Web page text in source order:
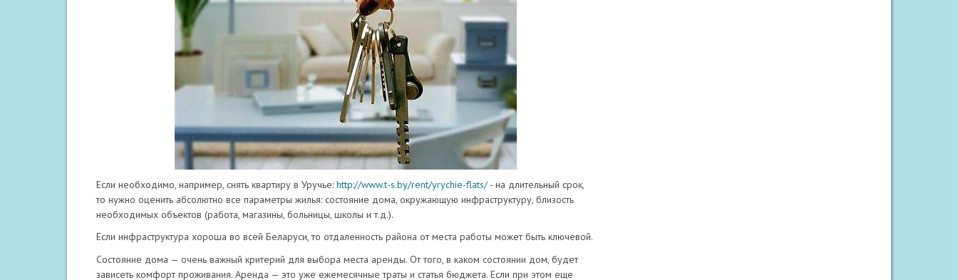
Если необходимо, например, снять квартиру в Уручье: http://www.t-s.by/rent/yrychie-flats/- на длительный срок,
то нужно оценить абсолютно все параметры жилья: состояние дома, окружающую инфраструктуру, близость
необходимых объектов (работа, магазины, больницы, школы и т.д.).
Если инфраструктура хороша во всей Беларуси, то отдаленность района от места работы может быть ключевой.
Состояние дома — очень важный критерий для выбора места аренды. От того, в каком состоянии дом, будет
зависеть комфорт проживания. Аренда — это уже ежемесячные траты и статья бюджета. Если при этом еще